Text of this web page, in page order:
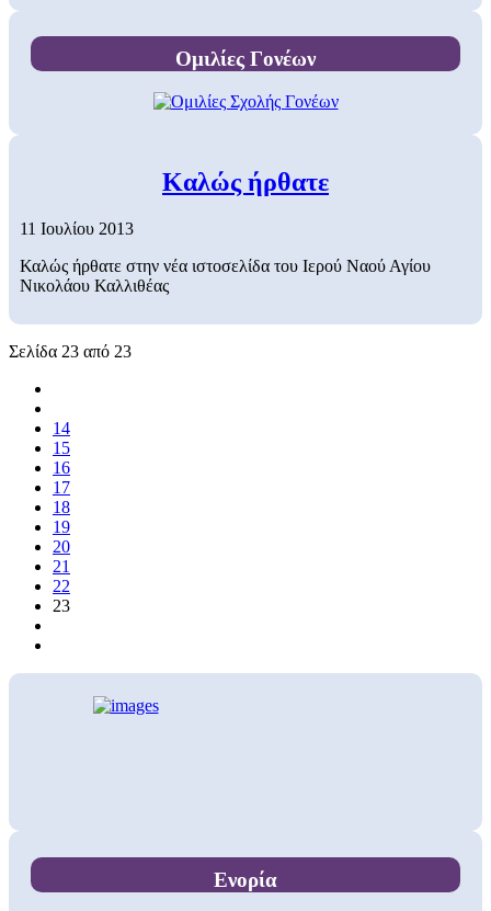
Ομιλίες Γονέων
Καλώς ήρθατε
11 Ιουλίου 2013
Καλώς ήρθατε στην νέα ιστοσελίδα του Ιερού Ναού Αγίου
Νικολάου Καλλιθέας
Σελίδα 23 από 23
14
15
16
17
18
19
20
21
22
23
Ενορία